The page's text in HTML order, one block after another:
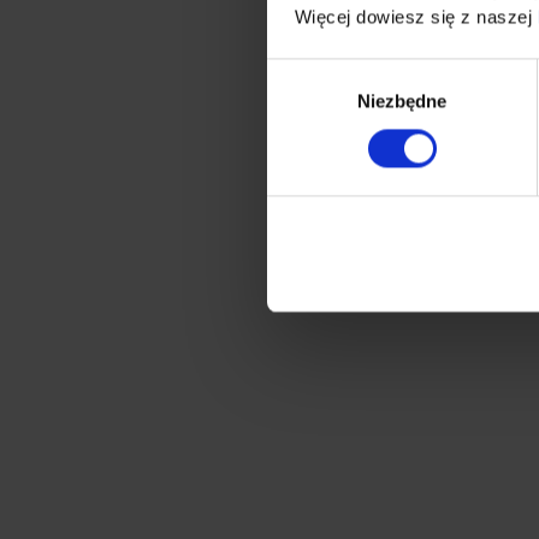
Więcej dowiesz się z naszej
Niezbędne